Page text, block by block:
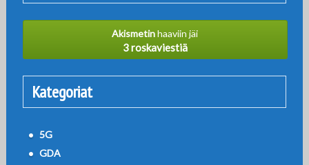
Akismetinhaaviin jäi
3 roskaviestiä
Kategoriat
5G
GDA